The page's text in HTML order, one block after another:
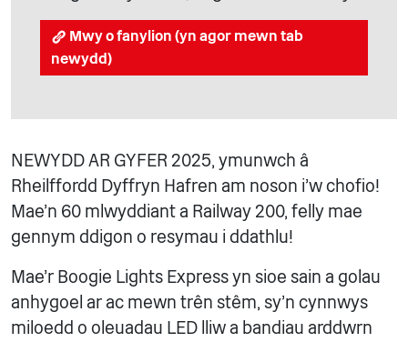
Mwy o fanylion (yn agor mewn tab
newydd)
NEWYDD AR GYFER 2025, ymunwch â
Rheilffordd Dyffryn Hafren am noson i’w chofio!
Mae'n 60 mlwyddiant a Railway 200, felly mae
gennym ddigon o resymau i ddathlu!
Mae'r Boogie Lights Express yn sioe sain a golau
anhygoel ar ac mewn trên stêm, sy'n cynnwys
miloedd o oleuadau LED lliw a bandiau arddwrn